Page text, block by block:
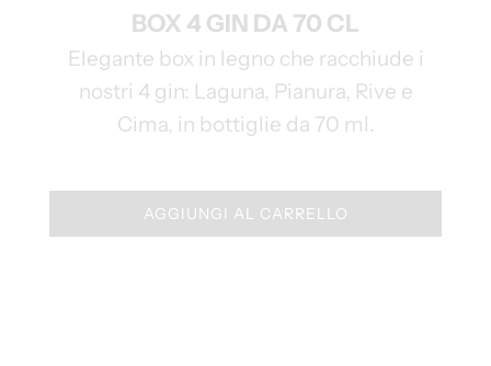
BOX 4 GIN DA 70 CL
Elegante box in legno che racchiude i
nostri 4 gin: Laguna, Pianura, Rive e
Cima, in bottiglie da 70 ml.
AGGIUNGI AL CARRELLO